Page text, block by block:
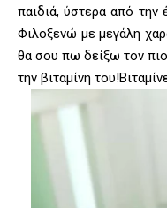
παιδιά, ύστερα από την
Φιλοξενώ με μεγάλη
θα σου πω δείξω τον
την βιταμίνη